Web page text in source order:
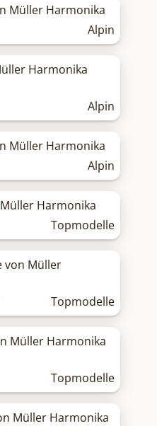
Alpin
Alpin
Alpin
Topmodelle
Topmodelle
Topmodelle